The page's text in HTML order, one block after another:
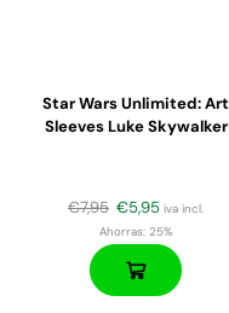
Star Wars Unlimited: Art
Sleeves Luke Skywalker
€7,95 €5,95 iva incl.
Ahorras:25%